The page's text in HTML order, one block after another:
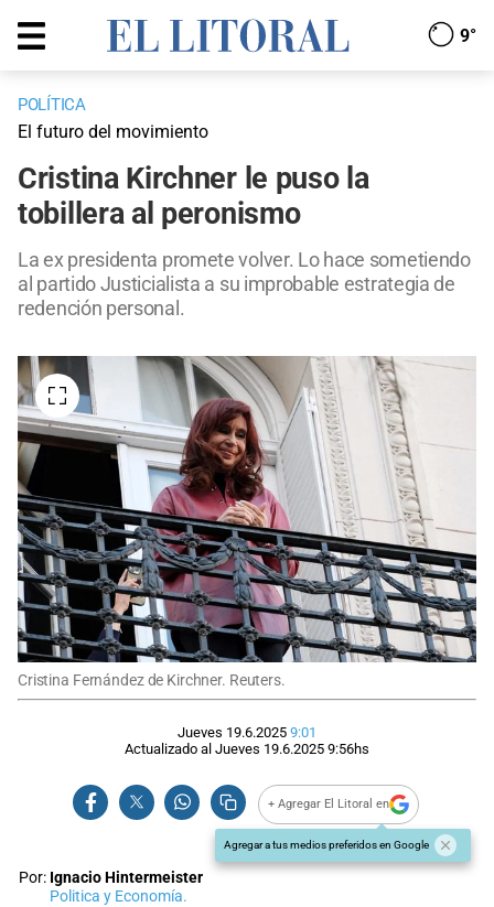
9°
POLÍTICA
El futuro del movimiento
Cristina Kirchner le puso la
tobillera al peronismo
La ex presidenta promete volver. Lo hace sometiendo
al partido Justicialista a su improbable estrategia de
redención personal.
Cristina Fernández de Kirchner. Reuters.
Jueves 19.6.2025 9:01
Actualizado al Jueves 19.6.2025 9:56hs
+ Agregar El Litoral en
Agregar a tus medios preferidos en Google
Por: Ignacio Hintermeister
Politica y Economía.